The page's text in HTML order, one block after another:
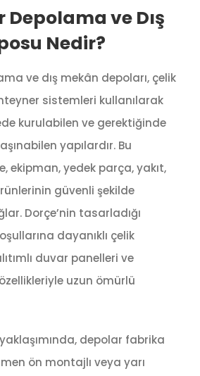
Depolama ve Dış
Nedir?
ve dış mekân depoları, çelik
sistemleri kullanılarak
kurulabilen ve gerektiğinde
yapılardır. Bu
ekipman, yedek parça, yakıt,
güvenli şekilde
Dorçe’nin tasarladığı
dayanıklı çelik
duvar panelleri ve
uzun ömürlü
depolar fabrika
ön montajlı veya yarı